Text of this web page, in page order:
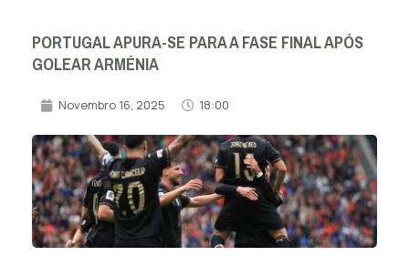
PORTUGAL APURA-SE PARA A FASE FINAL APÓS
GOLEAR ARMÉNIA
Novembro 16, 2025 18:00